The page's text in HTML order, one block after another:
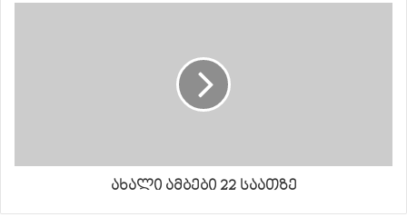
ახალი ამბები 22 საათზე